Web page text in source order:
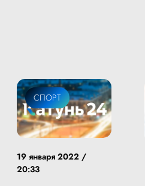
СПОРТ
19 января 2022 /
20:33